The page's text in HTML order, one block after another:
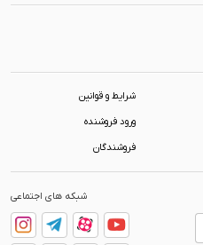
شرایط و قوانین
ورود فروشنده
فروشندگان
شبکه های اجتماعی